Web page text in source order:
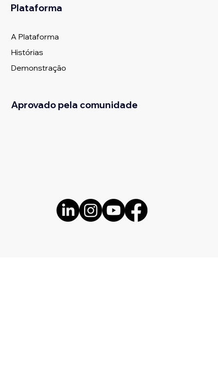
Plataforma
A Plataforma
Histórias
Demonstração
Aprovado pela comunidade